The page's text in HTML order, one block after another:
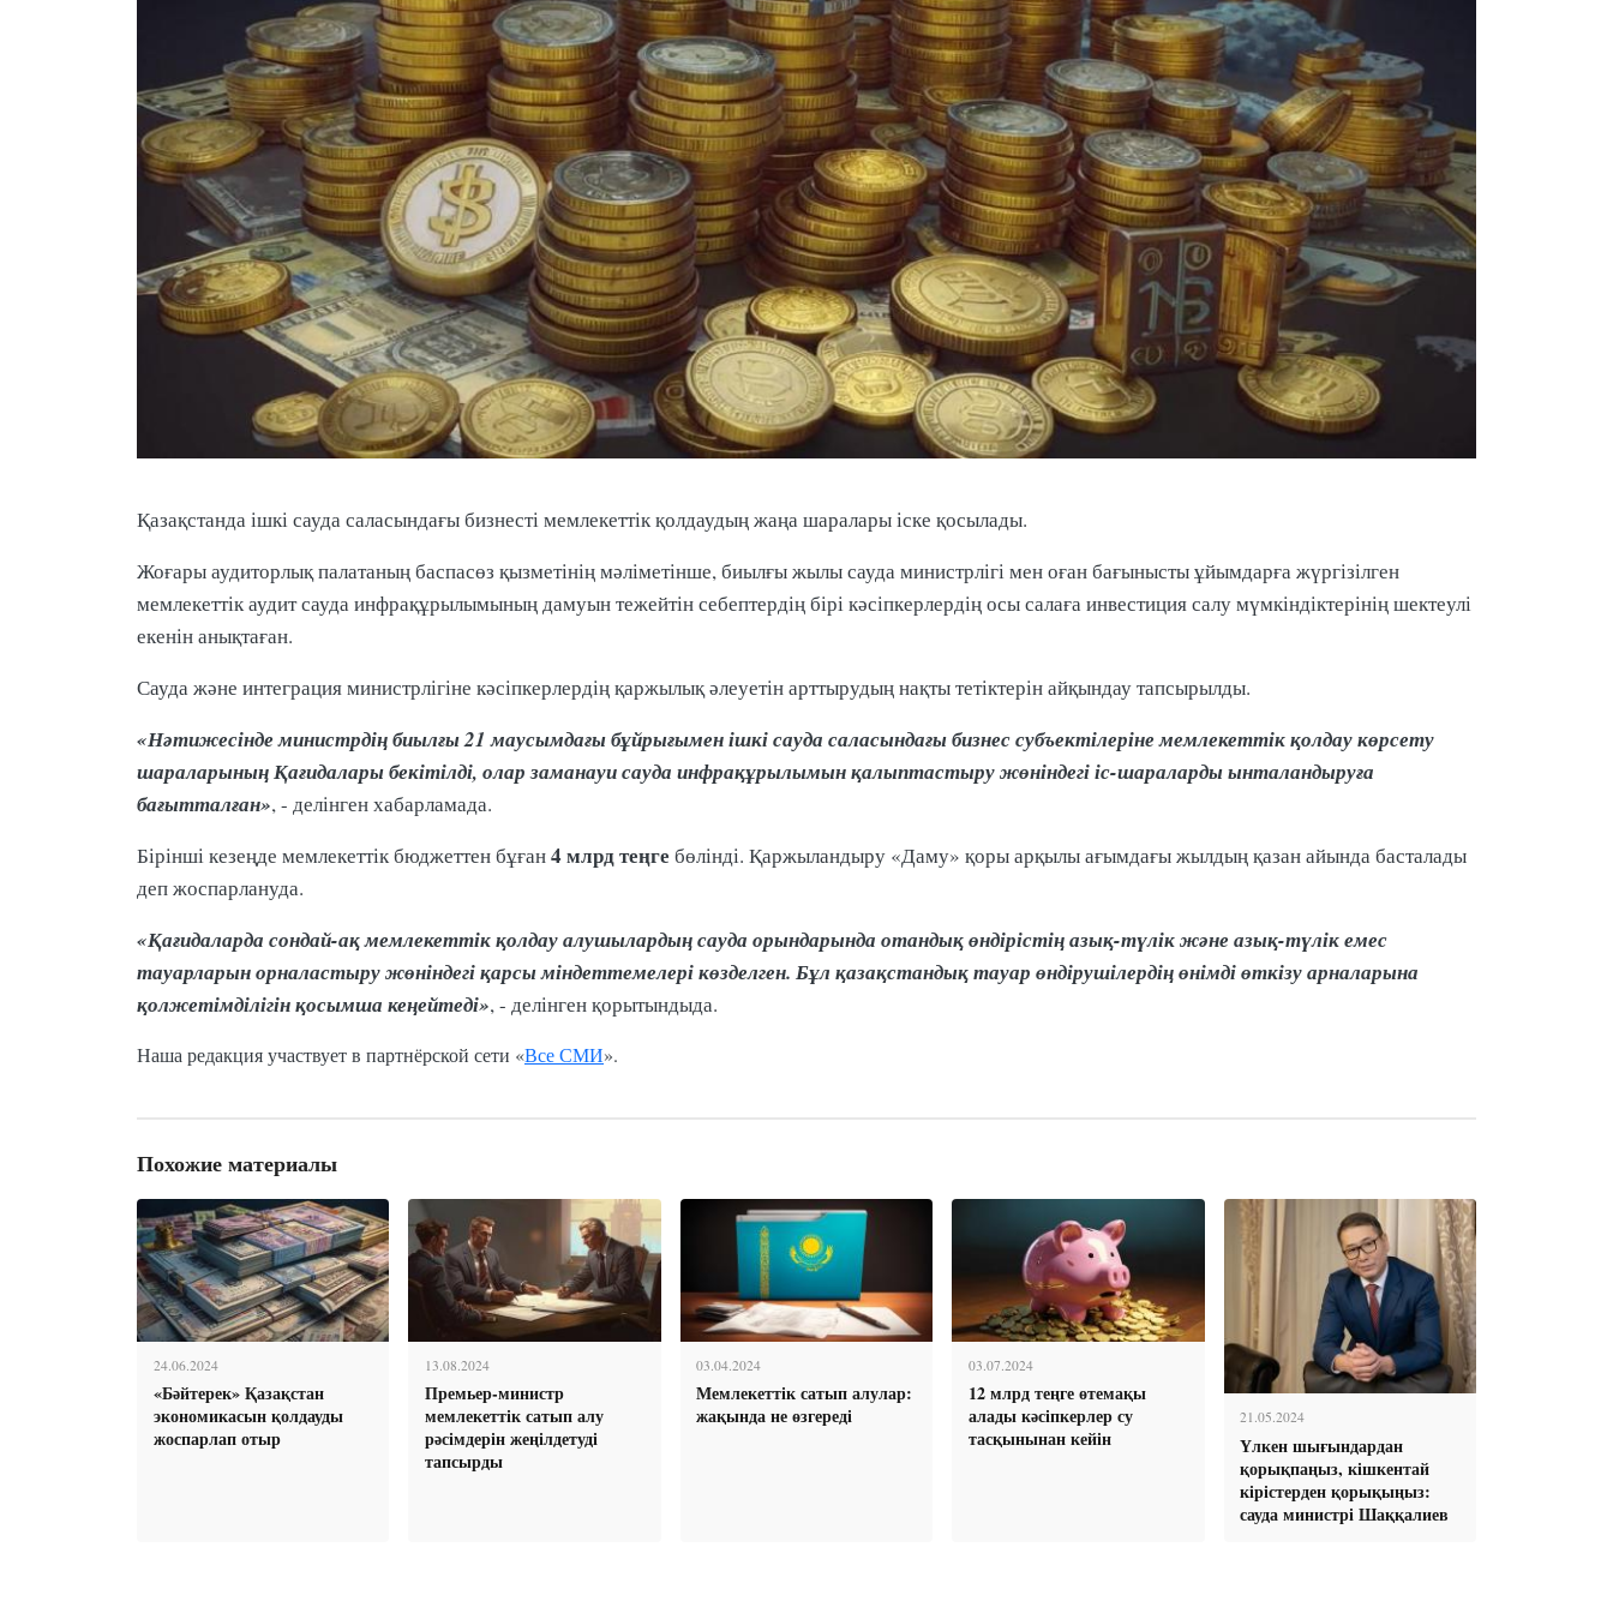
Қазақстанда ішкі сауда саласындағы бизнесті мемлекеттік қолдаудың жаңа шаралары іске қосылады.
Жоғары аудиторлық палатаның баспасөз қызметінің мәліметінше, биылғы жылы сауда министрлігі мен оған бағынысты ұйымдарға жүргізілген
мемлекеттік аудит сауда инфрақұрылымының дамуын тежейтін себептердің бірі кәсіпкерлердің осы салаға инвестиция салу мүмкіндіктерінің шектеулі
екенін анықтаған.
Сауда және интеграция министрлігіне кәсіпкерлердің қаржылық әлеуетін арттырудың нақты тетіктерін айқындау тапсырылды.
«Нәтижесінде министрдің биылғы 21 маусымдағы бұйрығымен ішкі сауда саласындағы бизнес субъектілеріне мемлекеттік қолдау көрсету
шараларының Қағидалары бекітілді, олар заманауи сауда инфрақұрылымын қалыптастыру жөніндегі іс-шараларды ынталандыруға
бағытталған», - делінген хабарламада.
Бірінші кезеңде мемлекеттік бюджеттен бұған4 млрд теңге бөлінді. Қаржыландыру «Даму» қоры арқылы ағымдағы жылдың қазан айында басталады
деп жоспарлануда.
«Қағидаларда сондай-ақ мемлекеттік қолдау алушылардың сауда орындарында отандық өндірістің азық-түлік және азық-түлік емес
тауарларын орналастыру жөніндегі қарсы міндеттемелері көзделген. Бұл қазақстандық тауар өндірушілердің өнімді өткізу арналарына
қолжетімділігін қосымша кеңейтеді», - делінген қорытындыда.
Наша редакция участвует в партнёрской сети «Все СМИ».
Похожие материалы
24.06.2024
«Бәйтерек» Қазақстан
экономикасын қолдауды
жоспарлап отыр
13.08.2024
Премьер-министр
мемлекеттік сатып алу
рәсімдерін жеңілдетуді
тапсырды
03.04.2024
Мемлекеттік сатып алулар:
жақында не өзгереді
03.07.2024
12 млрд теңге өтемақы
алады кәсіпкерлер су
тасқынынан кейін
21.05.2024
Үлкен шығындардан
қорықпаңыз, кішкентай
кірістерден қорықыңыз:
сауда министрі Шаққалиев